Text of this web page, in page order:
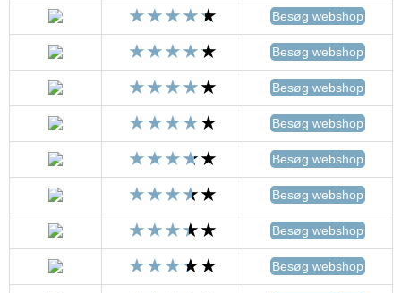
Besøg webshop
Besøg webshop
Besøg webshop
Besøg webshop
Besøg webshop
Besøg webshop
Besøg webshop
Besøg webshop